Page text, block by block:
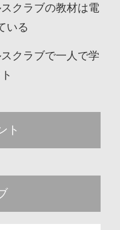
クラブの教材は電
いる
クラブで一人で学
ト